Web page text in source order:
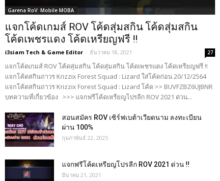
Garena RoV: Mobile MOBA
แจกโค้ดเกมส์ ROV โค้ดสุ่มสกิน โค้ดสุ่มสกิน
โค้ดเพชรแดง โค้ดเหรียญฟรี !!
i3siam Tech & Game Editor - ธันวาคม 18, 2021 27
แจกโค้ดเกมส์ ROV โค้ดสุ่มสกิน โค้ดสุ่มสกิน โค้ดเพชรแดง โค้ดเหรียญฟรี !!
แจกโค้ดสกินถาวร Krizzix Forest Squad : Lizard ใส่โค้ดก่อน 20/12/2564
แจกโค้ดสกินถาวร Krizzix Forest Squad : Lizard โค้ด >> BUVFZBZ6UJBNR
บทความที่เกี่ยวข้อง >>> แจกฟรีโค้ดเหรียญโปรลีก ROV 2021 ด่วน...
สอนสมัคร ROV เซิร์ฟเบต้าเวียดนาม ลงทะเบียน
ผ่าน 100%
กุมภาพันธ์ 22, 2025
แจกฟรีโค้ดเหรียญโปรลีก ROV 2021 ด่วน !!
มีนาคม 21, 2021